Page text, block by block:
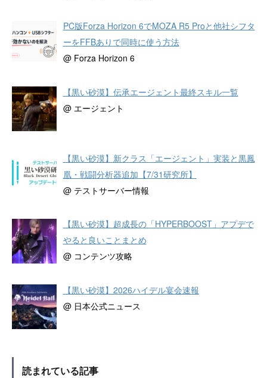
PC版Forza Horizon 6でMOZA R5 Proと他社シフタ
ーをFFBありで同時に使う方法
@ Forza Horizon 6
【黒い砂漠】伝承エージェント最終スキル一覧
@ エージェント
【黒い砂漠】新クラス「エージェント」実装と黒鳳
凰・戦闘分析器追加【7/31研究所】
@ テストサーバー情報
【黒い砂漠】超成長の「HYPERBOOST」アプデで
やると良いことまとめ
@ コンテンツ攻略
【黒い砂漠】2026ハイデル宴会速報
@ 日本公式ニュース
読まれている記事